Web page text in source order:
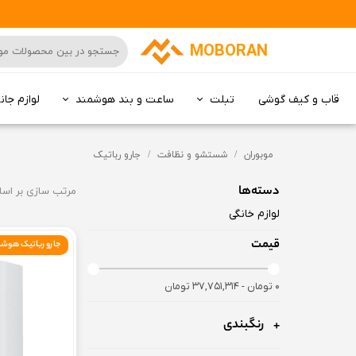
MOBORAN
قاب و کیف گوشی تبلت ساعت و بند هوشمند لوازم
موبوران شستشو و نظافت جارو رباتیک
دسته‌ها
لوازم خانگی
قیمت
۰ تومان - ۳۷,۷۵۱,۳۱۴ تومان
رنگبندی
مرتب سازی بر
جارو رباتیک